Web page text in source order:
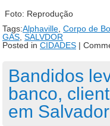
Foto: Reprodução
Tags:Alphaville, Corpo de
GÁS, SALVDOR
Posted in CIDADES |
Bandidos
banco,
em Salvador